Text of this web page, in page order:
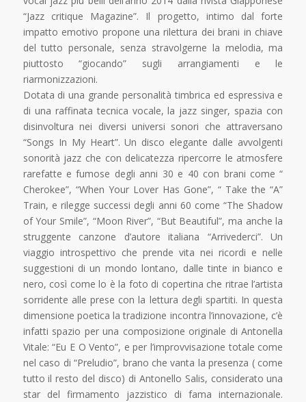
“Jazz critique Magazine”. Il progetto, intimo dal forte
impatto emotivo propone una rilettura dei brani in chiave
del tutto personale, senza stravolgerne la melodia, ma
piuttosto “giocando” sugli arrangiamenti e le
riarmonizzazioni.
Dotata di una grande personalità timbrica ed espressiva e
di una raffinata tecnica vocale, la jazz singer, spazia con
disinvoltura nei diversi universi sonori che attraversano
“Songs In My Heart”. Un disco elegante dalle avvolgenti
sonorità jazz che con delicatezza ripercorre le atmosfere
rarefatte e fumose degli anni 30 e 40 con brani come “
Cherokee”, “When Your Lover Has Gone”, “ Take the “A”
Train, e rilegge successi degli anni 60 come “The Shadow
of Your Smile”, “Moon River”, “But Beautiful”, ma anche la
struggente canzone d’autore italiana “Arrivederci”. Un
viaggio introspettivo che prende vita nei ricordi e nelle
suggestioni di un mondo lontano, dalle tinte in bianco e
nero, così come lo è la foto di copertina che ritrae l’artista
sorridente alle prese con la lettura degli spartiti. In questa
dimensione poetica la tradizione incontra l’innovazione, c’è
infatti spazio per una composizione originale di Antonella
Vitale: “Eu E O Vento”, e per l’improvvisazione totale come
nel caso di “Preludio”, brano che vanta la presenza ( come
tutto il resto del disco) di Antonello Salis, considerato una
star del firmamento jazzistico di fama internazionale.